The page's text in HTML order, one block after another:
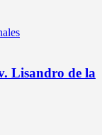
Lisandro de la